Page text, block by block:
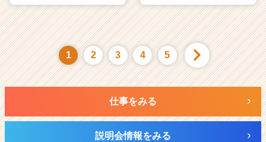
1 2 3 4 5
仕事をみる
説明会情報をみる